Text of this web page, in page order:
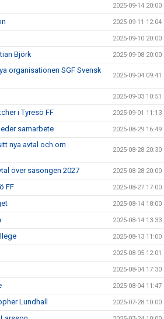
2025-09-14 20:00
2025-09-11 12:04
2025-09-10 20:00
Björk 2025-09-08 20:00
organisationen SGF Svensk
2025-09-04 09:41
2025-09-03 10:51
i Tyresö FF 2025-09-01 11:13
samarbete 2025-08-29 16:49
nya avtal och om
2025-08-28 20:30
över säsongen 2027 2025-08-28 20:00
FF 2025-08-27 17:00
2025-08-14 18:00
2025-08-14 13:33
2025-08-13 11:00
2025-08-05 12:01
2025-08-04 17:30
2025-08-04 11:47
Lundhall 2025-07-28 10:00